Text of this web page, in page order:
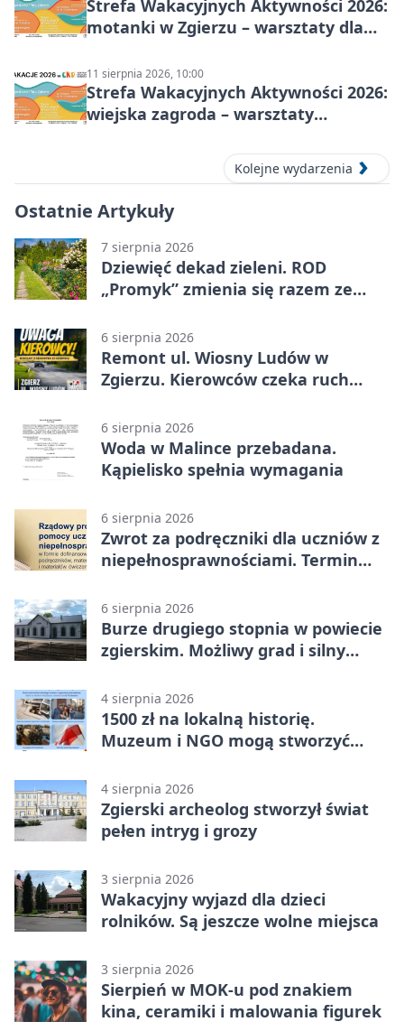
Strefa Wakacyjnych Aktywności 2026:
motanki w Zgierzu – warsztaty dla
11 sierpnia 2026, 10:00
Strefa Wakacyjnych Aktywności 2026:
wiejska zagroda – warsztaty
Kolejne wydarzenia
Ostatnie Artykuły
7 sierpnia 2026
Dziewięć dekad zieleni. ROD
„Promyk” zmienia się razem ze
6 sierpnia 2026
Remont ul. Wiosny Ludów w
Zgierzu. Kierowców czeka ruch
6 sierpnia 2026
Woda w Malince przebadana.
Kąpielisko spełnia wymagania
6 sierpnia 2026
Zwrot za podręczniki dla uczniów z
niepełnosprawnościami. Termin
6 sierpnia 2026
Burze drugiego stopnia w powiecie
zgierskim. Możliwy grad i silny
4 sierpnia 2026
1500 zł na lokalną historię.
Muzeum i NGO mogą stworzyć
4 sierpnia 2026
Zgierski archeolog stworzył świat
pełen intryg i grozy
3 sierpnia 2026
Wakacyjny wyjazd dla dzieci
rolników. Są jeszcze wolne miejsca
3 sierpnia 2026
Sierpień w MOK-u pod znakiem
kina, ceramiki i malowania figurek